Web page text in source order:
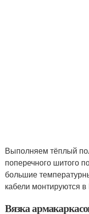
Выполняем тёплый
поперечного шитого
большие
кабели монтируются
Вязка